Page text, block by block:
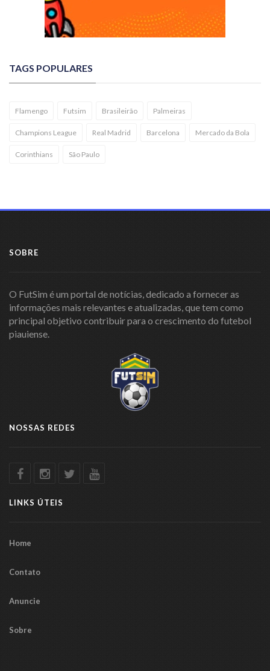
TAGS POPULARES
Flamengo Futsim Brasileirão Palmeiras
Champions League Real Madrid Barcelona Mercado da Bola
Corinthians São Paulo
SOBRE
O FutSim é um portal de notícias, dedicado a fornecer as
informações mais relevantes e atualizadas, que tem como
principal objetivo contribuir para o crescimento do futebol
piauiense.
NOSSAS REDES
LINKS ÚTEIS
Home
Contato
Anuncie
Sobre